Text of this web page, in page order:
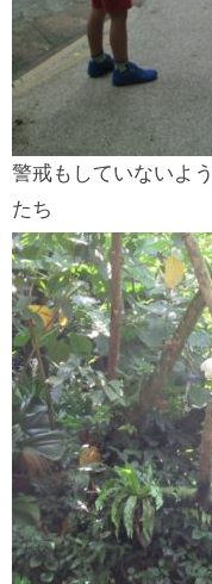
警戒もしていないよ
たち